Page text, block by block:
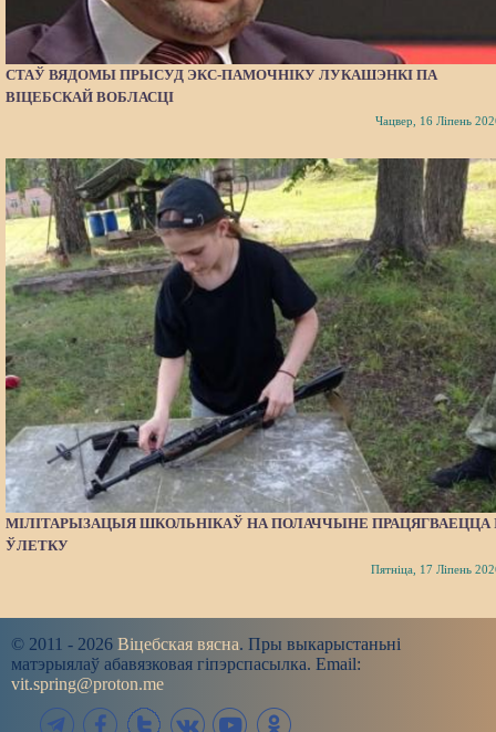
СТАЎ ВЯДОМЫ ПРЫСУД ЭКС-ПАМОЧНІКУ ЛУКАШЭНКІ ПА
ВІЦЕБСКАЙ ВОБЛАСЦІ
Чацвер, 16 Ліпень
МІЛІТАРЫЗАЦЫЯ ШКОЛЬНІКАЎ НА ПОЛАЧЧЫНЕ ПРАЦЯГВАЕЦЦА
ЎЛЕТКУ
Пятніца, 17 Ліпень
© 2011 - 2026 Віцебская вясна. Пры выкарыстаньні
матэрыялаў абавязковая гіпэрспасылка. Email:
vit.spring@proton.me